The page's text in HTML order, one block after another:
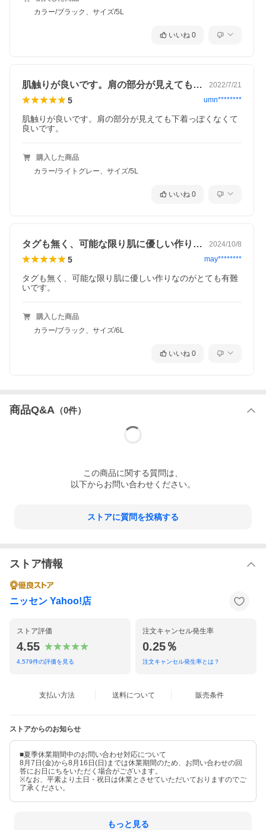
カラー/ブラック、サイズ/5L
いいね 0
肌触りが良いです。肩の部分が見えても下… 2022/7/21
5 umn********
肌触りが良いです。肩の部分が見えても下着っぽくなくて
良いです。
購入した商品
カラー/ライトグレー、サイズ/5L
いいね 0
タグも無く、可能な限り肌に優しい作りな… 2024/10/8
5 may********
タグも無く、可能な限り肌に優しい作りなのがとても有難
いです。
購入した商品
カラー/ブラック、サイズ/6L
いいね 0
商品Q&A （0件）
この商品に関する質問は、
以下からお問い合わせください。
ストアに質問を投稿する
ストア情報
ニッセン Yahoo!店
ストア評価
4.55
4,579件の評価を見る
注文キャンセル発生率
0.25％
注文キャンセル発生率とは？
支払い方法 送料について 販売条件
ストアからのお知らせ
■夏季休業期間中のお問い合わせ対応について
8月7日(金)から8月16日(日)までは休業期間のため、お問い合わせの回
答にお日にちをいただく場合がございます。
※なお、平素より土日・祝日は休業とさせていただいておりますのでご
了承ください。
もっと見る